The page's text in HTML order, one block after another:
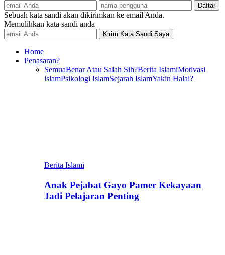
Sebuah kata sandi akan dikirimkan ke email Anda.
Memulihkan kata sandi anda
Home
Penasaran?
SemuaBenar Atau Salah Sih?Berita IslamiMotivasi
islamPsikologi IslamSejarah IslamYakin Halal?
Berita Islami
Anak Pejabat Gayo Pamer Kekayaan
Jadi Pelajaran Penting